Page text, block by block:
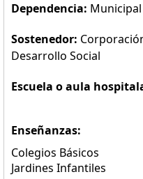
Dependencia: Municipal
Sostenedor:
Desarrollo Social
Escuela o aula
Enseñanzas:
Colegios Básicos
Jardines Infantiles